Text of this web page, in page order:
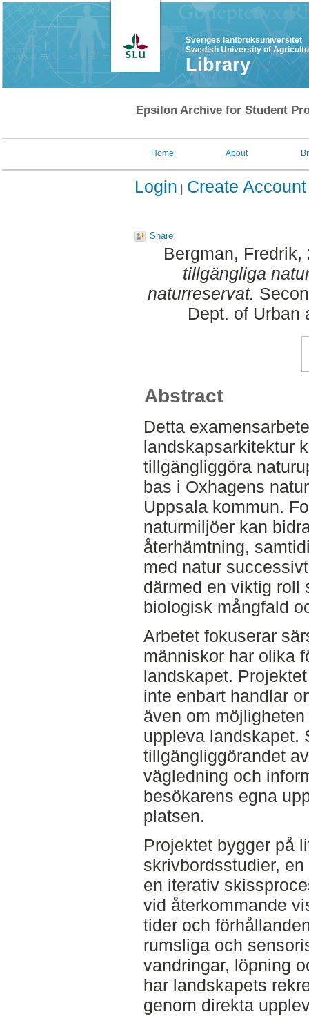
Sveriges lantbruksuniversitet
Swedish University of
Library
Epsilon Archive for Student
Home About
Login Create Account
Share
Bergman, Fredrik,
tillgängliga
naturreservat.
Dept. of Urban
Abstract
Detta
landskapsarkitektur
tillgängliggöra
bas i Oxhagens
Uppsala kommun.
naturmiljöer kan
återhämtning,
med natur
därmed en viktig roll
biologisk mångfald
Arbetet fokuserar
människor har olika
landskapet.
inte enbart handlar
även om
uppleva landskapet.
tillgängliggörandet
vägledning och
besökarens egna
platsen.
Projektet bygger på
skrivbordsstudier,
en iterativ
vid återkommande
tider och
rumsliga och
vandringar, löpning
har landskapets
genom direkta